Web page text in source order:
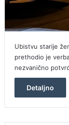
Ubistvu starije
prethodio je
nezvanično
Detaljno